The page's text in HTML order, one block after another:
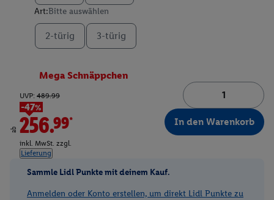
Art:Bitte auswählen
2-türig 3-türig
Mega Schnäppchen
ab
UVP: 489.99
-47%
256.99*
inkl. MwSt. zzgl.
Lieferung
In den Warenkorb
Sammle Lidl Punkte mit deinem Kauf.
Anmelden oder Konto erstellen, um direkt Lidl Punkte zu